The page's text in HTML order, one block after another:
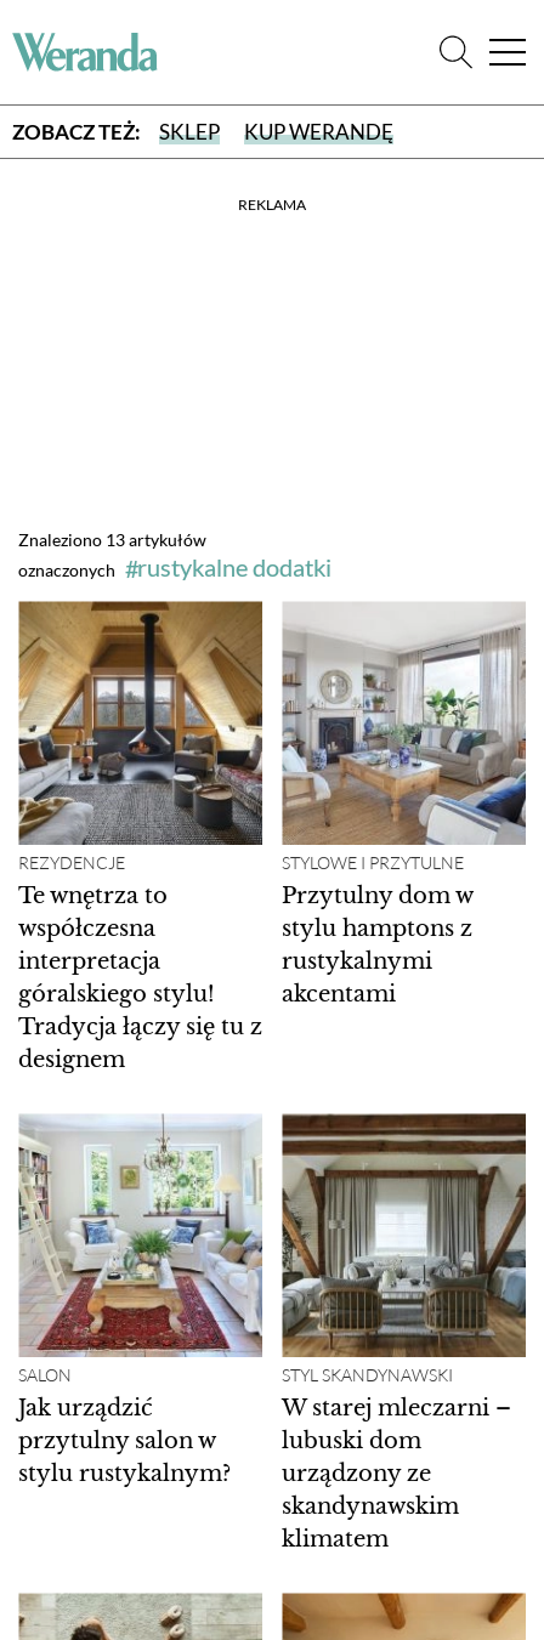
ZOBACZ TEŻ: SKLEP KUP WERANDĘ
REKLAMA
Znaleziono 13 artykułów
oznaczonych
rustykalne dodatki
REZYDENCJE
Te wnętrza to
współczesna
interpretacja
góralskiego stylu!
Tradycja łączy się tu z
designem
STYLOWE I PRZYTULNE
Przytulny dom w
stylu hamptons z
rustykalnymi
akcentami
SALON
Jak urządzić
przytulny salon w
stylu rustykalnym?
STYL SKANDYNAWSKI
W starej mleczarni –
lubuski dom
urządzony ze
skandynawskim
klimatem